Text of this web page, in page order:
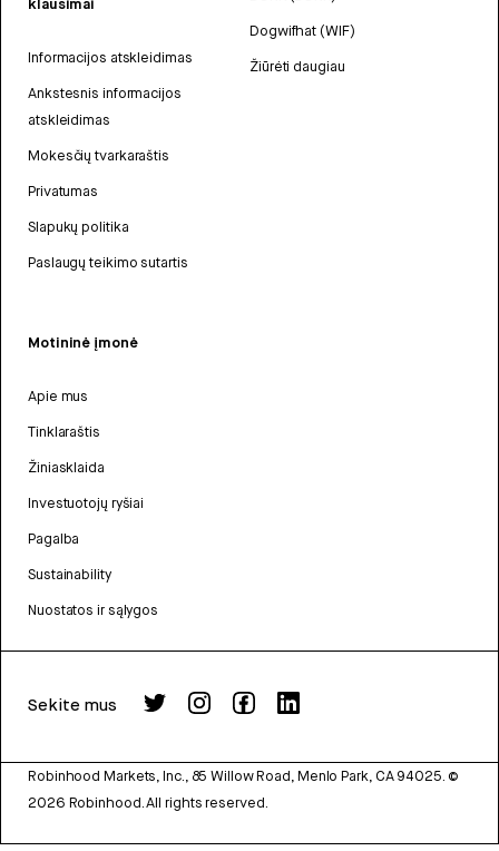
klausimai
Informacijos atskleidimas
Ankstesnis informacijos
atskleidimas
Mokesčių tvarkaraštis
Privatumas
Slapukų politika
Paslaugų teikimo sutartis
Dogwifhat (WIF)
Žiūrėti daugiau
Motininė įmonė
Apie mus
Tinklaraštis
Žiniasklaida
Investuotojų ryšiai
Pagalba
Sustainability
Nuostatos ir sąlygos
Sekite mus
Robinhood Markets, Inc., 85 Willow Road, Menlo Park, CA 94025. ©
2026 Robinhood. All rights reserved.